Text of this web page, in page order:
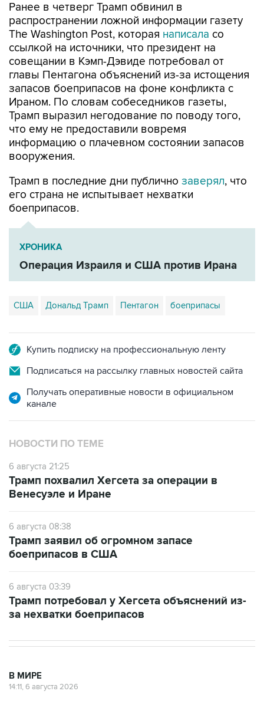
Ранее в четверг Трамп обвинил в
распространении ложной информации газету
The Washington Post, которая написала со
ссылкой на источники, что президент на
совещании в Кэмп-Дэвиде потребовал от
главы Пентагона объяснений из-за истощения
запасов боеприпасов на фоне конфликта с
Ираном. По словам собеседников газеты,
Трамп выразил негодование по поводу того,
что ему не предоставили вовремя
информацию о плачевном состоянии запасов
вооружения.
Трамп в последние дни публично заверял, что
его страна не испытывает нехватки
боеприпасов.
ХРОНИКА
Операция Израиля и США против Ирана
США Дональд Трамп Пентагон боеприпасы
Купить подписку на профессиональную ленту
Подписаться на рассылку главных новостей сайта
Получать оперативные новости в официальном
канале
НОВОСТИ ПО ТЕМЕ
6 августа 21:25
Трамп похвалил Хегсета за операции в
Венесуэле и Иране
6 августа 08:38
Трамп заявил об огромном запасе
боеприпасов в США
6 августа 03:39
Трамп потребовал у Хегсета объяснений из-
за нехватки боеприпасов
В МИРЕ
14:11, 6 августа 2026